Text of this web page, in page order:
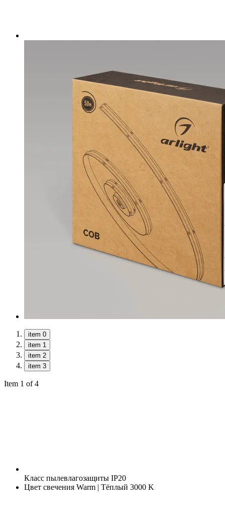
item 0
item 1
item 2
item 3
Item 1 of 4
Класс пылевлагозащиты IP20
Цвет свечения Warm | Тёплый 3000 K